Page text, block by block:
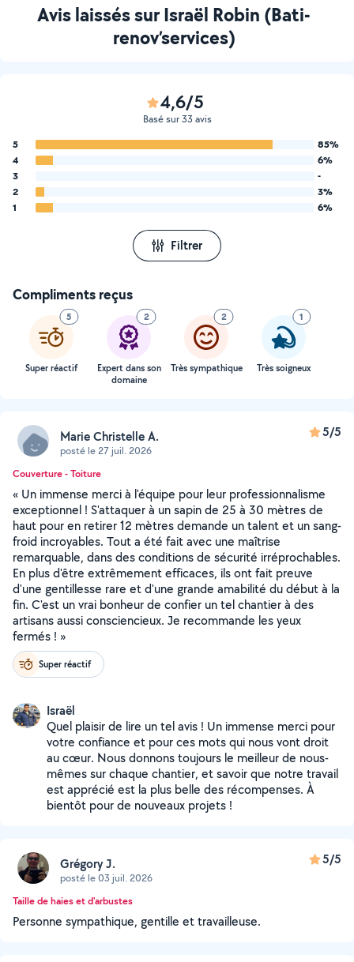
Avis laissés sur Israël Robin (Bati-
renov’services)
4,6/5
Basé sur 33 avis
5
85%
4
6%
3
-
2
3%
1
6%
Filtrer
Compliments reçus
5
Super réactif
2
Expert dans son
domaine
2
Très sympathique
1
Très soigneux
Marie Christelle A.
posté le 27 juil. 2026
5/5
Couverture - Toiture
« Un immense merci à l'équipe pour leur professionnalisme
exceptionnel ! S'attaquer à un sapin de 25 à 30 mètres de
haut pour en retirer 12 mètres demande un talent et un sang-
froid incroyables. Tout a été fait avec une maîtrise
remarquable, dans des conditions de sécurité irréprochables.
En plus d'être extrêmement efficaces, ils ont fait preuve
d'une gentillesse rare et d'une grande amabilité du début à la
fin. C'est un vrai bonheur de confier un tel chantier à des
artisans aussi consciencieux. Je recommande les yeux
fermés ! »
Super réactif
Israël
Quel plaisir de lire un tel avis ! Un immense merci pour
votre confiance et pour ces mots qui nous vont droit
au cœur. Nous donnons toujours le meilleur de nous-
mêmes sur chaque chantier, et savoir que notre travail
est apprécié est la plus belle des récompenses. À
bientôt pour de nouveaux projets !
Grégory J.
posté le 03 juil. 2026
5/5
Taille de haies et d'arbustes
Personne sympathique, gentille et travailleuse.